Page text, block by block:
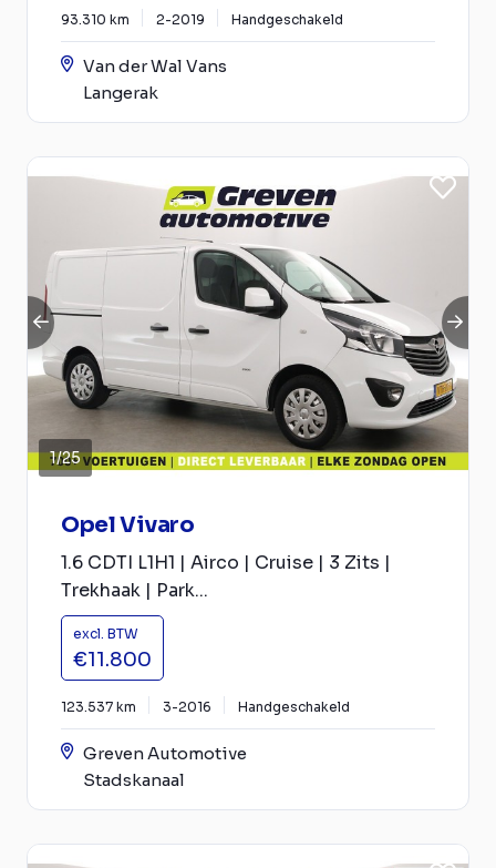
93.310 km 2-2019 Handgeschakeld
Van der Wal Vans
Langerak
1/25
Opel Vivaro
1.6 CDTI L1H1 | Airco | Cruise | 3 Zits |
Trekhaak | Park...
excl. BTW
€11.800
123.537 km 3-2016 Handgeschakeld
Greven Automotive
Stadskanaal